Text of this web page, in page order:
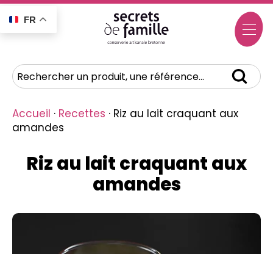
FR
Accueil · Recettes · Riz au lait craquant aux
amandes
Riz au lait craquant aux
amandes